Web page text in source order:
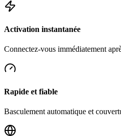
Activation instantanée
Connectez-vous immédiatement
Rapide et fiable
Basculement automatique et